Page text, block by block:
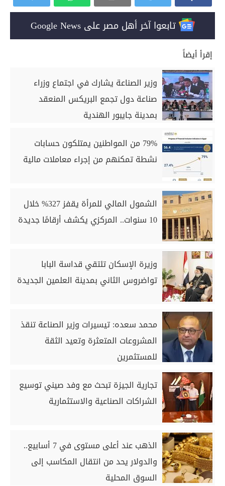
تابعوا آخر أهل مصر على Google News
إقرأ أيضاً
وزير الصناعة يشارك في اجتماع وزراء
صناعة دول تجمع البريكس المنعقد
بمدينة جايبور الهندية
79% من المواطنين يمتلكون حسابات
نشطة تمكنهم من إجراء معاملات مالية
الشمول المالي للمرأة يقفز 327% خلال
10 سنوات.. المركزي يكشف أرقامًا جديدة
وزيرة الإسكان تلتقي قداسة البابا
تواضروس الثاني بمدينة العلمين الجديدة
محمد سعده: تيسيرات وزير الصناعة تنقذ
المشروعات المتعثرة وتعيد الثقة
للمستثمرين
تجارية الجيزة تبحث مع وفد صيني توسيع
الشراكات الصناعية والاستثمارية
الذهب عند أعلى مستوى في 7 أسابيع..
والدولار يحد من انتقال المكاسب إلى
السوق المحلية